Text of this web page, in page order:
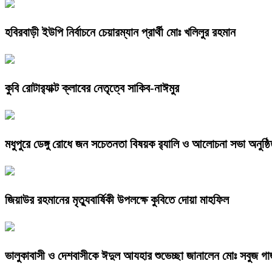
হবিরবাড়ী ইউপি নির্বাচনে চেয়ারম্যান প্রার্থী মোঃ খলিলুর রহমান
কুবি রোটার‍্যাক্ট ক্লাবের নেতৃত্বে সাকিব-নাঈমুর
মধুপুরে ডেঙ্গু রোধে জন সচেতনতা বিষয়ক র‍্যালি ও আলোচনা সভা
জিয়াউর রহমানের মৃত্যুবার্ষিকী উপলক্ষে কুবিতে দোয়া মাহফিল
ভালুকাবাসী ও দেশবাসীকে ঈদুল আযহার শুভেচ্ছা জানালেন মোঃ সবুজ